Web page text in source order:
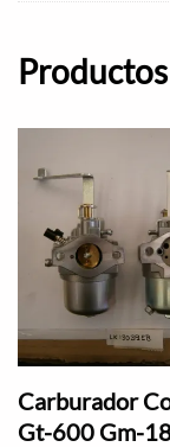
Carburador
Gt-600 Gm-